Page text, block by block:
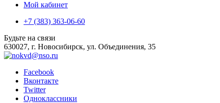
Мой кабинет
+7 (383) 363-06-60
Будьте на связи
630027, г. Новосибирск, ул. Объединения, 35
Facebook
Вконтакте
Twitter
Одноклассники